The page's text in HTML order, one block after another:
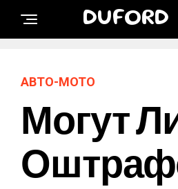
DUFORD
АВТО-МОТО
Могут